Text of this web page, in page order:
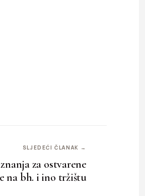
SLJEDEĆI ČLANAK →
za ostvarene
na bh. i ino tržištu